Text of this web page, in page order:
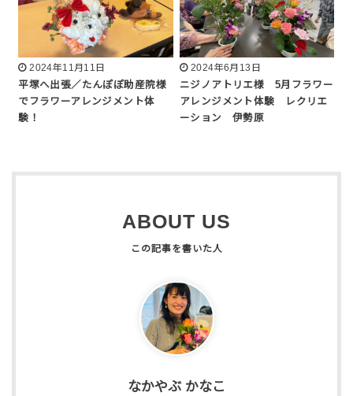
2024年11月11日
平塚へ出張／たんぽぽ助産院様
でフラワーアレンジメント体
験！
2024年6月13日
ニジノアトリエ様 5月フラワー
アレンジメント体験 レクリエ
ーション 伊勢原
ABOUT US
なかやぶ かなこ